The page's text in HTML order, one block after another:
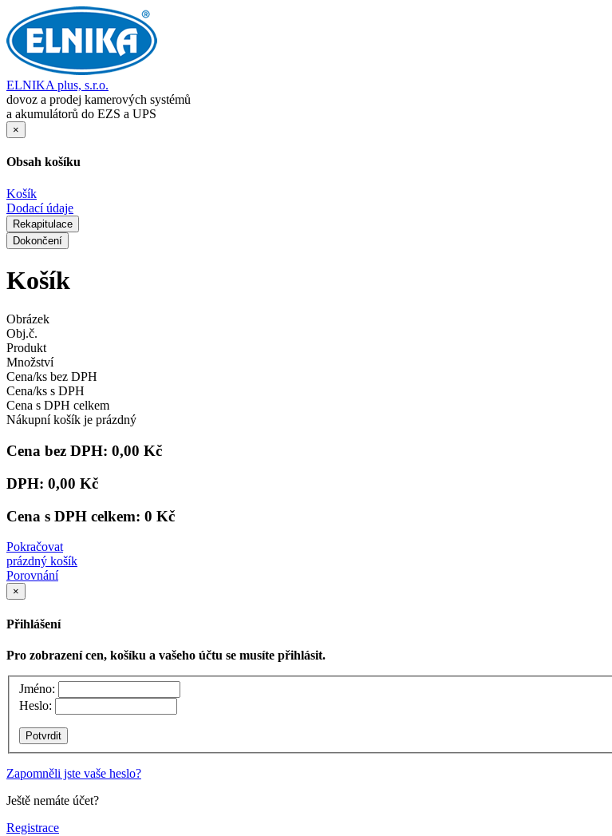
ELNIKA plus, s.r.o.
dovoz a prodej kamerových systémů
a akumulátorů do EZS a UPS
×
Obsah košíku
Košík
Dodací údaje
Rekapitulace
Dokončení
Košík
Obrázek
Obj.č.
Produkt
Množství
Cena/ks bez DPH
Cena/ks s DPH
Cena s DPH celkem
Nákupní košík je prázdný
Cena bez DPH: 0,00 Kč
DPH: 0,00 Kč
Cena s DPH celkem: 0 Kč
Pokračovat
prázdný košík
Porovnání
×
Přihlášení
Pro zobrazení cen, košíku a vašeho účtu se musíte přihlásit.
Jméno:
Heslo:
Zapomněli jste vaše heslo?
Ještě nemáte účet?
Registrace